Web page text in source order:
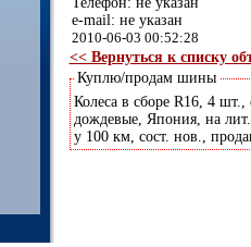
e-mail: не указан
2010-06-03 00:52:28
<< Вернуться к списку
Куплю/продам шины
Колеса в сборе R16, 4
дождевые, Япония, на
у 100 км, сост. нов.,